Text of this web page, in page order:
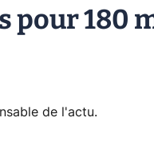
pour 180
de l'actu.